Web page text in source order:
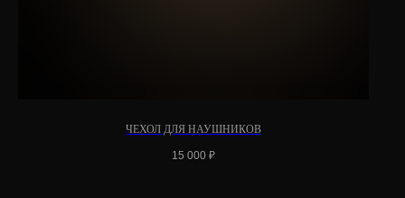
ЧЕХОЛ ДЛЯ НАУШНИКОВ
15 000 ₽